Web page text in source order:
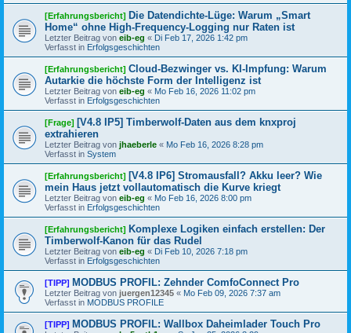
[Erfahrungsbericht] Die Datendichte-Lüge: Warum „Smart
Home“ ohne High-Frequency-Logging nur Raten ist
Letzter Beitrag von eib-eg « Di Feb 17, 2026 1:42 pm
Verfasst in Erfolgsgeschichten
[Erfahrungsbericht] Cloud-Bezwinger vs. KI-Impfung: Warum
Autarkie die höchste Form der Intelligenz ist
Letzter Beitrag von eib-eg « Mo Feb 16, 2026 11:02 pm
Verfasst in Erfolgsgeschichten
[Frage] [V4.8 IP5] Timberwolf-Daten aus dem knxproj
extrahieren
Letzter Beitrag von jhaeberle « Mo Feb 16, 2026 8:28 pm
Verfasst in System
[Erfahrungsbericht] [V4.8 IP6] Stromausfall? Akku leer? Wie
mein Haus jetzt vollautomatisch die Kurve kriegt
Letzter Beitrag von eib-eg « Mo Feb 16, 2026 8:00 pm
Verfasst in Erfolgsgeschichten
[Erfahrungsbericht] Komplexe Logiken einfach erstellen: Der
Timberwolf-Kanon für das Rudel
Letzter Beitrag von eib-eg « Di Feb 10, 2026 7:18 pm
Verfasst in Erfolgsgeschichten
[TIPP] MODBUS PROFIL: Zehnder ComfoConnect Pro
Letzter Beitrag von juergen12345 « Mo Feb 09, 2026 7:37 am
Verfasst in MODBUS PROFILE
[TIPP] MODBUS PROFIL: Wallbox Daheimlader Touch Pro